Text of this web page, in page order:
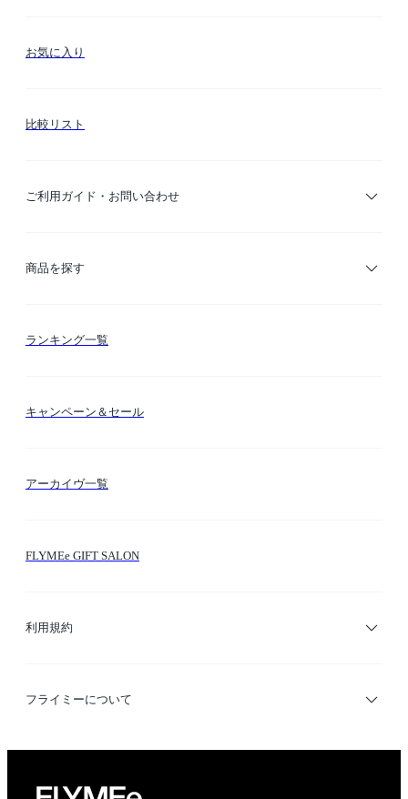
お気に入り
比較リスト
ご利用ガイド・お問い合わせ
ご利用ガイド
商品を探す
カテゴリー検索
ランキング一覧
キャンペーン＆セール
アーカイヴ一覧
FLYMEe GIFT SALON
利用規約
利用規約
フライミーについて